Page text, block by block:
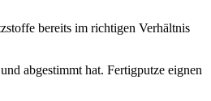
bereits im richtigen Verhältnis
abgestimmt hat. Fertigputze eignen